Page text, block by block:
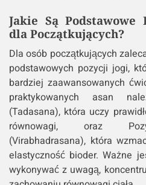
Jakie Są Podstawowe
dla Początkujących?
Dla osób początkujących
podstawowych pozycji jogi,
bardziej zaawansowanych
praktykowanych asan
(Tadasana), która uczy
równowagi, oraz
(Virabhadrasana), która
elastyczność bioder. Ważne
wykonywać z uwagą,